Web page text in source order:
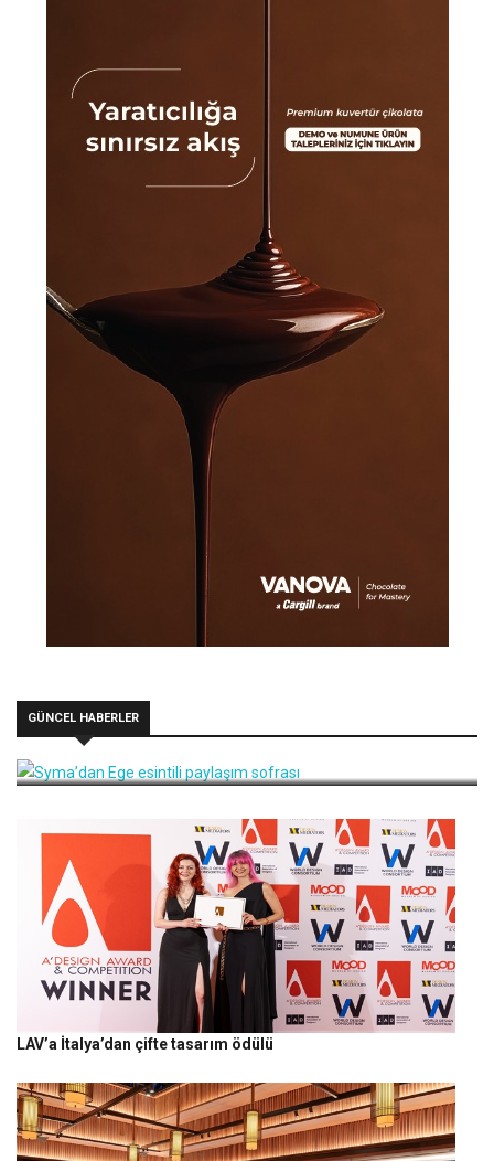
GÜNCEL HABERLER
Syma’dan Ege esintili paylaşım sofrası
LAV’a İtalya’dan çifte tasarım ödülü